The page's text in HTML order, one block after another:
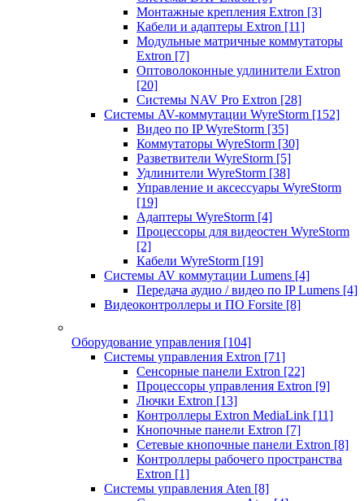
Монтажные крепления Extron [3]
Кабели и адаптеры Extron [11]
Модульные матричные коммутаторы
Extron [7]
Оптоволоконные удлинители Extron
[20]
Системы NAV Pro Extron [28]
Системы AV-коммутации WyreStorm [152]
Видео по IP WyreStorm [35]
Коммутаторы WyreStorm [30]
Разветвители WyreStorm [5]
Удлинители WyreStorm [38]
Управление и аксессуары WyreStorm
[19]
Адаптеры WyreStorm [4]
Процессоры для видеостен WyreStorm
[2]
Кабели WyreStorm [19]
Системы AV коммутации Lumens [4]
Передача аудио / видео по IP Lumens [4]
Видеоконтроллеры и ПО Forsite [8]
Оборудование управления [104]
Системы управления Extron [71]
Сенсорные панели Extron [22]
Процессоры управления Extron [9]
Лючки Extron [13]
Контроллеры Extron MediaLink [11]
Кнопочные панели Extron [7]
Сетевые кнопочные панели Extron [8]
Контроллеры рабочего пространства
Extron [1]
Системы управления Aten [8]